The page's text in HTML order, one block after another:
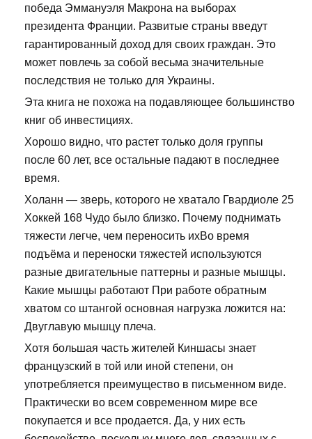
победа Эммануэля Макрона на выборах
президента Франции. Развитые страны введут
гарантированный доход для своих граждан. Это
может повлечь за собой весьма значительные
последствия не только для Украины.
Эта книга не похожа на подавляющее большинство
книг об инвестициях.
Хорошо видно, что растет только доля группы
после 60 лет, все остальные падают в последнее
время.
Холанн — зверь, которого не хватало Гвардиоле 25
Хоккей 168 Чудо было близко. Почему поднимать
тяжести легче, чем переносить ихВо время
подъёма и переноски тяжестей используются
разные двигательные паттерны и разные мышцы.
Какие мышцы работают При работе обратным
хватом со штангой основная нагрузка ложится на:
Двуглавую мышцу плеча.
Хотя большая часть жителей Киншасы знает
французский в той или иной степени, он
употребляется преимущество в письменном виде.
Практически во всем современном мире все
покупается и все продается. Да, у них есть